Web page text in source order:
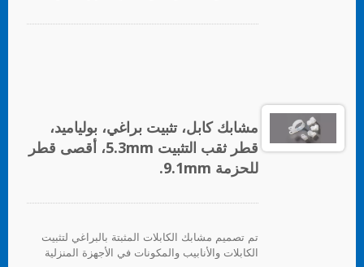
مشابك كابل، تثبيت براغي، بولياميد،
قطر ثقب التثبيت 5.3mm، أقصى قطر
للحزمة 9.1mm.
تم تصميم مشابك الكابلات المثبتة بالبراغي لتثبيت
الكابلات والأنابيب والمكونات في الأجهزة المنزلية